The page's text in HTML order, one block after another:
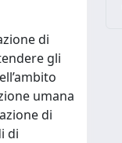
di
gli
umana
di
di